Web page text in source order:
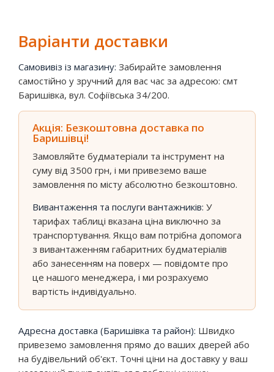
Варіанти доставки
Самовивіз із магазину: Забирайте замовлення
самостійно у зручний для вас час за адресою: смт
Баришівка, вул. Софіївська 34/200.
Акція: Безкоштовна доставка по
Баришівці!
Замовляйте будматеріали та інструмент на
суму від 3500 грн, і ми привеземо ваше
замовлення по місту абсолютно безкоштовно.
Вивантаження та послуги вантажників: У
тарифах таблиці вказана ціна виключно за
транспортування. Якщо вам потрібна допомога
з вивантаженням габаритних будматеріалів
або занесенням на поверх — повідомте про
це нашого менеджера, і ми розрахуємо
вартість індивідуально.
Адресна доставка (Баришівка та район): Швидко
привеземо замовлення прямо до ваших дверей або
на будівельний об'єкт. Точні ціни на доставку у ваш